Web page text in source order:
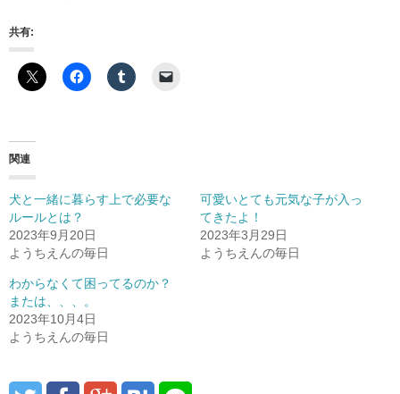
共有:
関連
犬と一緒に暮らす上で必要な
ルールとは？
2023年9月20日
ようちえんの毎日
可愛いとても元気な子が入っ
てきたよ！
2023年3月29日
ようちえんの毎日
わからなくて困ってるのか？
または、、、。
2023年10月4日
ようちえんの毎日